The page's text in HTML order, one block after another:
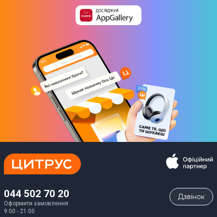
044 502 70 20
Оформити замовлення
9:00 - 21:00
Дзвiнок